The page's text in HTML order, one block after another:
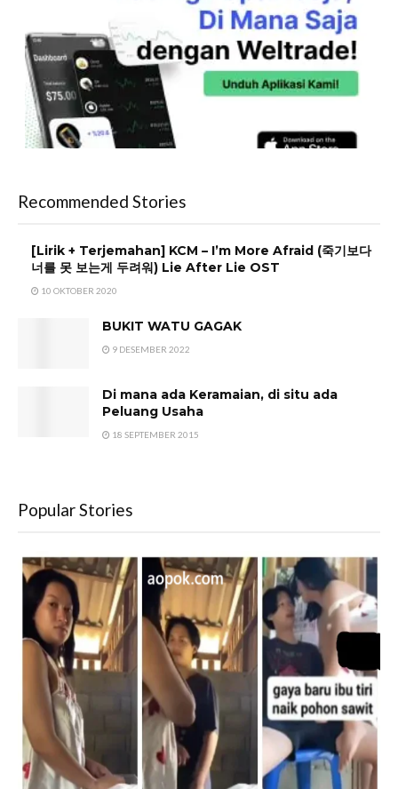
Recommended Stories
[Lirik + Terjemahan] KCM – I’m More Afraid (죽기보다
너를 못 보는게 두려워) Lie After Lie OST
10 OKTOBER 2020
BUKIT WATU GAGAK
9 DESEMBER 2022
Di mana ada Keramaian, di situ ada
Peluang Usaha
18 SEPTEMBER 2015
Popular Stories